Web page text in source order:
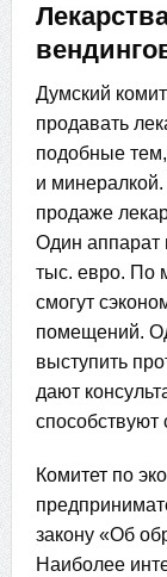
Думский
продавать
подобные
и
продаже
Один аппарат
тыс. евро. По
смогут
помещений.
выступить
дают
Комитет по
закону «Об
Наиболее